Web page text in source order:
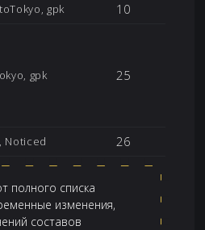
gpk 10
gpk 25
Noticed 26
полного списка
изменения,
составов